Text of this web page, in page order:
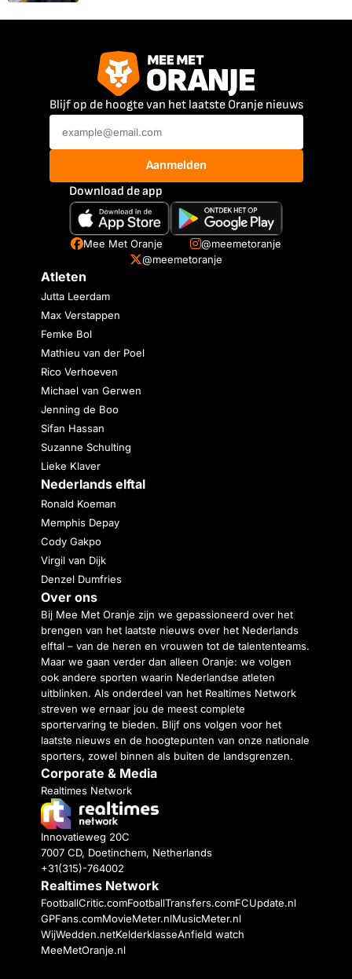
Blijf op de hoogte van het laatste Oranje nieuws
Aanmelden
Download de app
Mee Met Oranje
@meemetoranje
@meemetoranje
Atleten
Jutta Leerdam
Max Verstappen
Femke Bol
Mathieu van der Poel
Rico Verhoeven
Michael van Gerwen
Jenning de Boo
Sifan Hassan
Suzanne Schulting
Lieke Klaver
Nederlands elftal
Ronald Koeman
Memphis Depay
Cody Gakpo
Virgil van Dijk
Denzel Dumfries
Over ons
Bij Mee Met Oranje zijn we gepassioneerd over het
brengen van het laatste nieuws over het Nederlands
elftal – van de heren en vrouwen tot de talententeams.
Maar we gaan verder dan alleen Oranje: we volgen
ook andere sporten waarin Nederlandse atleten
uitblinken. Als onderdeel van het Realtimes Network
streven we ernaar jou de meest complete
sportervaring te bieden. Blijf ons volgen voor het
laatste nieuws en de hoogtepunten van onze nationale
sporters, zowel binnen als buiten de landsgrenzen.
Corporate & Media
Realtimes Network
Innovatieweg 20C
7007 CD, Doetinchem, Netherlands
+31(315)-764002
Realtimes Network
FootballCritic.comFootballTransfers.comFCUpdate.nl
GPFans.comMovieMeter.nlMusicMeter.nl
WijWedden.netKelderklasseAnfield watch
MeeMetOranje.nl